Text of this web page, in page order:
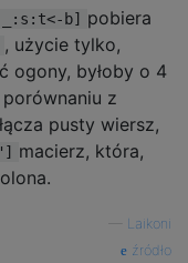
b]
pobiera
, użycie tylko,
ogony, byłoby o 4
z
pusty wiersz,
macierz, która,
Laikoni
źródło